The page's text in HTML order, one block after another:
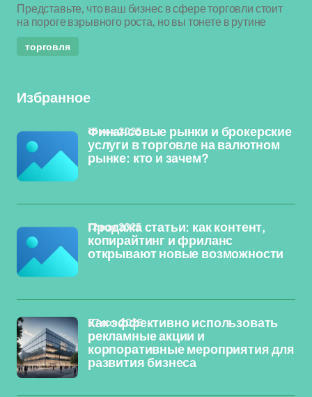
Представьте, что ваш бизнес в сфере торговли стоит
на пороге взрывного роста, но вы тонете в рутине
торговля
Избранное
Финансовые рынки и брокерские
услуги в торговле на валютном
рынке: кто и зачем?
13 ноя 2025
Продажа статьи: как контент,
копирайтинг и фриланс
открывают новые возможности
12 ноя 2025
Как эффективно использовать
рекламные акции и
корпоративные мероприятия для
развития бизнеса
07 ноя 2025